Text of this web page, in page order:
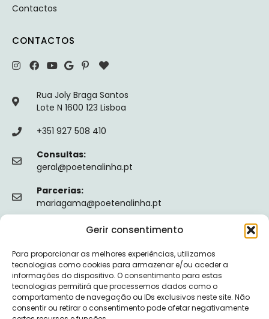
Gerir consentimento
Para proporcionar as melhores experiências, utilizamos
tecnologias como cookies para armazenar e/ou aceder a
informações do dispositivo. O consentimento para estas
tecnologias permitirá que processemos dados como o
comportamento de navegação ou IDs exclusivos neste site. Não
consentir ou retirar o consentimento pode afetar negativamente
Contactos
CONTACTOS
Rua Joly Braga Santos
Lote N 1600 123 Lisboa
+351 927 508 410
Consultas:
geral@poetenalinha.pt
Parcerias:
mariagama@poetenalinha.pt
Política de privacidade
Termos e Condições
Livro de reclamações